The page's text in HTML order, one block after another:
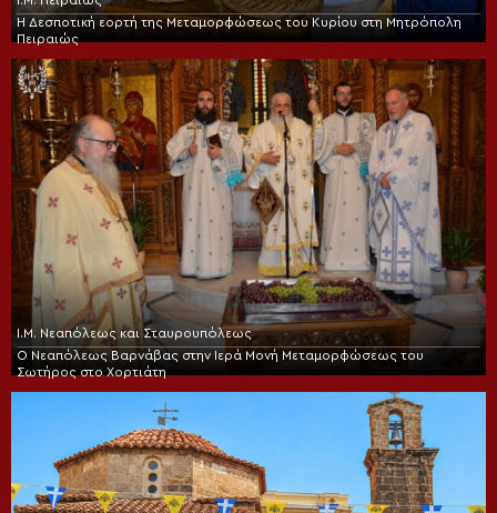
Η Δεσποτική εορτή της Μεταμορφώσεως του Κυρίου στη Μητρόπολη
Πειραιώς
Ι.Μ. Νεαπόλεως και Σταυρουπόλεως
Ο Νεαπόλεως Βαρνάβας στην Ιερά Μονή Μεταμορφώσεως του
Σωτήρος στο Χορτιάτη